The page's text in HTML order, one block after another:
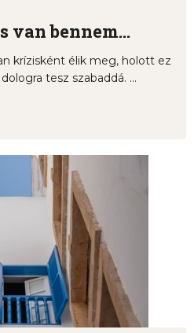
van bennem...
krízisként élik meg, holott ez
tesz szabaddá. ...